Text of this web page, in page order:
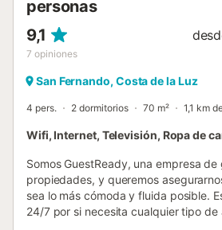
personas
9,1
7 opiniones
San Fernando, Costa de la Luz
4 pers. 2 dormitorios 70 m² 1,1 km
Wifi, Internet, Televisión, Ropa de
Somos GuestReady, una empresa
propiedades, y queremos
sea lo más cómoda y fluida posible.
24/7 por si necesita cualquier tipo de